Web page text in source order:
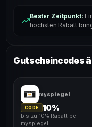
Bester Zeitpunkt:
höchsten Rabatt
Gutscheincodes
myspiegel
CODE 10%
bis zu 10% Rabatt bei
myspiegel